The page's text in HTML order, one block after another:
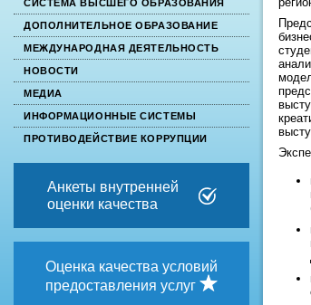
СИСТЕМА ВЫСШЕГО ОБРАЗОВАНИЯ
ДОПОЛНИТЕЛЬНОЕ ОБРАЗОВАНИЕ
МЕЖДУНАРОДНАЯ ДЕЯТЕЛЬНОСТЬ
НОВОСТИ
МЕДИА
ИНФОРМАЦИОННЫЕ СИСТЕМЫ
ПРОТИВОДЕЙСТВИЕ КОРРУПЦИИ
Анкеты внутренней
оценки качества
Оценка качества условий
предоставления услуг